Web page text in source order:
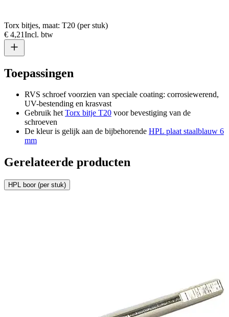
Torx bitjes, maat: T20 (per stuk)
€ 4,21Incl. btw
Toepassingen
RVS schroef voorzien van speciale coating: corrosiewerend,
UV-bestending en krasvast
Gebruik hetTorx bitje T20 voor bevestiging van de
schroeven
De kleur is gelijk aan de bijbehorende HPL plaat staalblauw 6
mm
Gerelateerde producten
HPL boor (per stuk)